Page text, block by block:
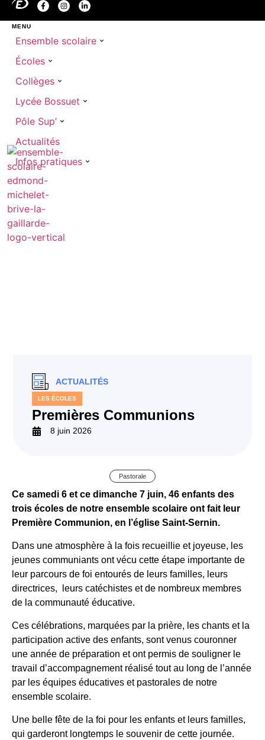
MENU
Ensemble scolaire
Écoles
Collèges
Lycée Bossuet
Pôle Sup’
Actualités
Infos pratiques
ACTUALITÉS
LES ÉCOLES
Premières Communions
8 juin 2026
Pastorale
Ce samedi 6 et ce dimanche 7 juin, 46 enfants des
trois écoles de notre ensemble scolaire ont fait leur
Première Communion, en l’église Saint-Sernin.
Dans une atmosphère à la fois recueillie et joyeuse, les
jeunes communiants ont vécu cette étape importante de
leur parcours de foi entourés de leurs familles, leurs
directrices, leurs catéchistes et de nombreux membres
de la communauté éducative.
Ces célébrations, marquées par la prière, les chants et la
participation active des enfants, sont venus couronner
une année de préparation et ont permis de souligner le
travail d’accompagnement réalisé tout au long de l’année
par les équipes éducatives et pastorales de notre
ensemble scolaire.
Une belle fête de la foi pour les enfants et leurs familles,
qui garderont longtemps le souvenir de cette journée.